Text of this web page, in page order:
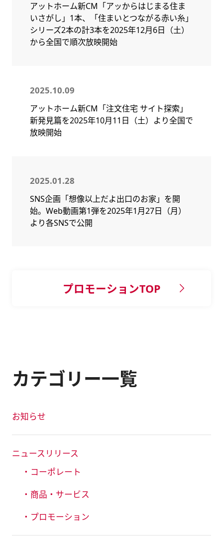
アットホーム新CM「アッからはじまる住ま
いさがし」1本、「住まいとつながる赤い糸」
シリーズ2本の計3本を2025年12月6日（土）
から全国で順次放映開始
2025.10.09
アットホーム新CM「注文住宅 サイト探索」
新発見篇を2025年10月11日（土）より全国で
放映開始
2025.01.28
SNS企画「想像以上だよ出口のお家」を開
始。Web動画第1弾を2025年1月27日（月）
より各SNSで公開
プロモーションTOP
カテゴリー一覧
お知らせ
ニュースリリース
・コーポレート
・商品・サービス
・プロモーション